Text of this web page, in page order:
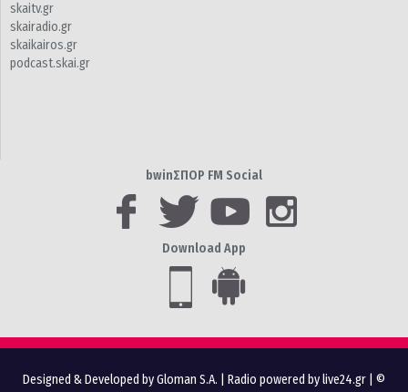
skaitv.gr
skairadio.gr
skaikairos.gr
podcast.skai.gr
bwinΣΠΟΡ FM Social
Download App
Designed & Developed by Gloman S.A. Radio powered by live24.gr | ©